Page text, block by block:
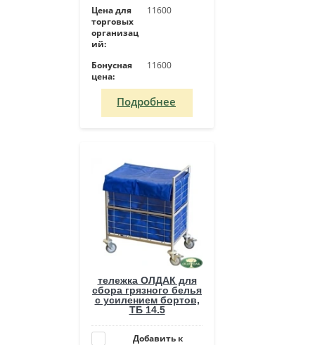
Цена для
торговых
организац
ий:
11600
Бонусная
цена:
11600
Подробнее
тележка ОЛДАК для
сбора грязного белья
с усилением бортов,
ТБ 14.5
Добавить к